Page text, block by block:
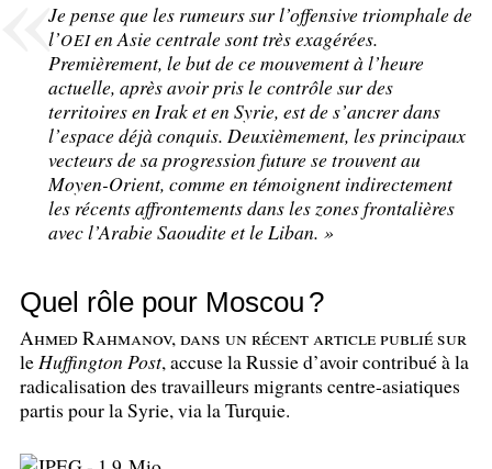
Je pense que les rumeurs sur l’offensive triomphale de
l’OEIen Asie centrale sont très exagérées.
Premièrement, le but de ce mouvement à l’heure
actuelle, après avoir pris le contrôle sur des
territoires en Irak et en Syrie, est de s’ancrer dans
l’espace déjà conquis. Deuxièmement, les principaux
vecteurs de sa progression future se trouvent au
Moyen-Orient, comme en témoignent indirectement
les récents affrontements dans les zones frontalières
avec l’Arabie Saoudite et le Liban. »
Quel rôle pour Moscou ?
Ahmed Rahmanov, dans un récent article publié sur
leHuffington Post, accuse la Russie d’avoir contribué à la
radicalisation des travailleurs migrants centre-asiatiques
partis pour la Syrie, via la Turquie.